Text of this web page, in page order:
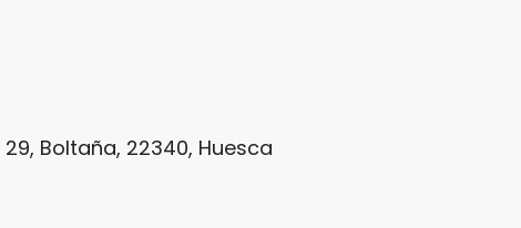
Boltaña, 22340, Huesca